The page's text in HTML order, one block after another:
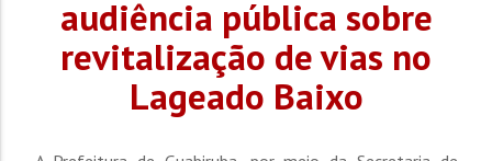
audiência pública sobre
revitalização de vias no
Lageado Baixo